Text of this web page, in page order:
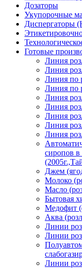
Дозаторы
Укупорочные
Диспергаторы
Готовые
Линия
Линия
Линия по
Линия по
Линия
Линия
Линия
Линия
Линия
сиропов
Джем
Молоко
Масло
Бытовая
Медофит
Аква
Линии
Линии
Линии